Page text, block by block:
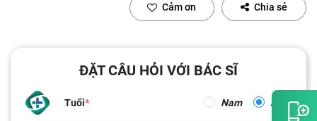
Cảm ơn Chia sẻ
ĐẶT CÂU HỎI VỚI BÁC SĨ
Tuổi Nam Nữ